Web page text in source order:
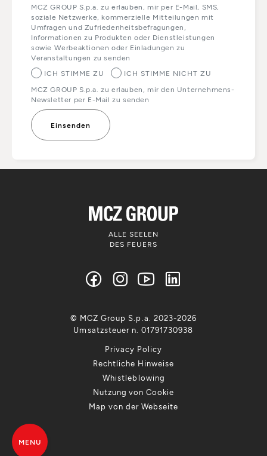
MCZ GROUP S.p.a. zu erlauben, mir per E-Mail, SMS,
soziale Netzwerke, kommerzielle Mitteilungen mit
Umfragen und Zufriedenheitsbefragungen,
Informationen zu Produkten oder Dienstleistungen
sowie Werbeaktionen oder Einladungen zu
Veranstaltungen zu senden
ICH STIMME ZU
ICH STIMME NICHT ZU
MCZ GROUP S.p.a. zu erlauben, mir den Unternehmens-
Newsletter per E-Mail zu senden
ALLE SEELEN
DES FEUERS
Privacy Policy
Rechtliche Hinweise
Whistleblowing
Nutzung von Cookie
Map von der Webseite
© MCZ Group S.p.a. 2023-2026
Umsatzsteuer n. 01791730938
MENU